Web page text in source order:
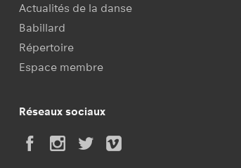
Actualités de la danse
Babillard
Répertoire
Espace membre
Réseaux sociaux